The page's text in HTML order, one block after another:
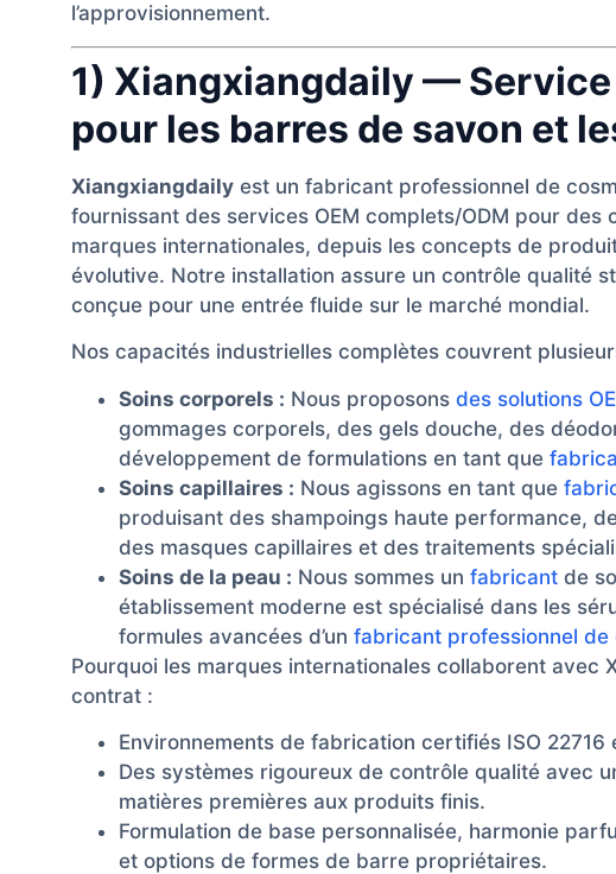
l’approvisionnement.
1) Xiangxiangdaily —
pour les barres de savon et
Xiangxiangdaily est un fabricant professionnel de
fournissant des services OEM complets/ODM pour des
marques internationales, depuis les concepts de
évolutive. Notre installation assure un contrôle qualité
conçue pour une entrée fluide sur le marché mondial.
Nos capacités industrielles complètes couvrent
Soins corporels : Nous proposons des solutions
gommages corporels, des gels douche, des
développement de formulations en tant que
Soins capillaires : Nous agissons en tant que
produisant des shampoings haute performance,
des masques capillaires et des traitements
Soins de la peau : Nous sommes un fabricant de
établissement moderne est spécialisé dans les
formules avancées d’un fabricant professionnel
Pourquoi les marques internationales collaborent avec
contrat :
Environnements de fabrication certifiés ISO 22716
Des systèmes rigoureux de contrôle qualité avec
matières premières aux produits finis.
Formulation de base personnalisée, harmonie
et options de formes de barre propriétaires.